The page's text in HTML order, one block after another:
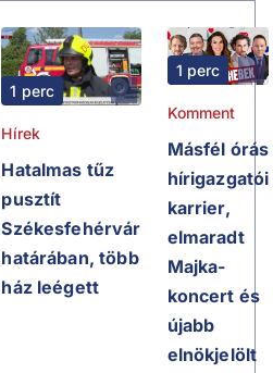
1 perc
Hírek
Hatalmas tűz
pusztít
Székesfehérvár
határában, több
ház leégett
1 perc
Komment
Másfél órás
hírigazgatói
karrier,
elmaradt
Majka-
koncert és
újabb
elnökjelölt